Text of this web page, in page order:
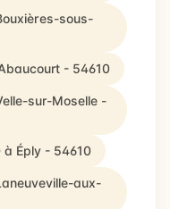
sous-
- 54610
sur-Moselle -
à Éply - 54610
aux-